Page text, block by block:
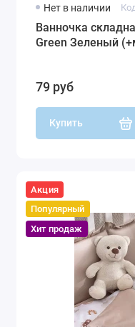
Нет в наличии
Ванночка
Green Зеленый
79 руб
Купить
Акция
Популярный
Хит продаж